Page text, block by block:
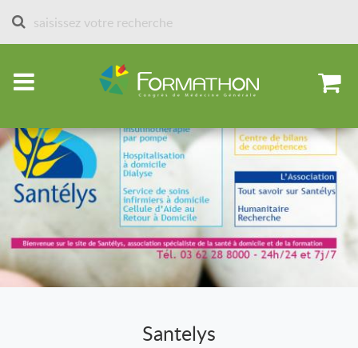
Accueil Partenaires et stands depuis 2013
Santelys